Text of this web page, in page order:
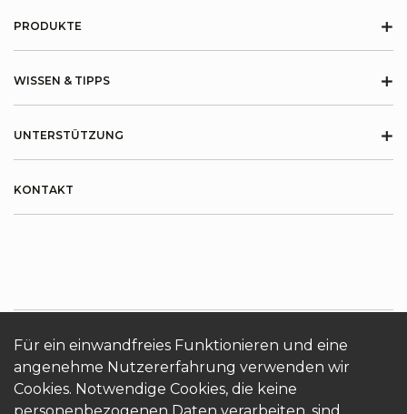
Für ein einwandfreies Funktionieren und eine
angenehme Nutzererfahrung verwenden wir
Cookies. Notwendige Cookies, die keine
PRODUKTE +
WISSEN & TIPPS +
UNTERSTÜTZUNG +
KONTAKT
ÜBER KRONOTERM Cookies Login